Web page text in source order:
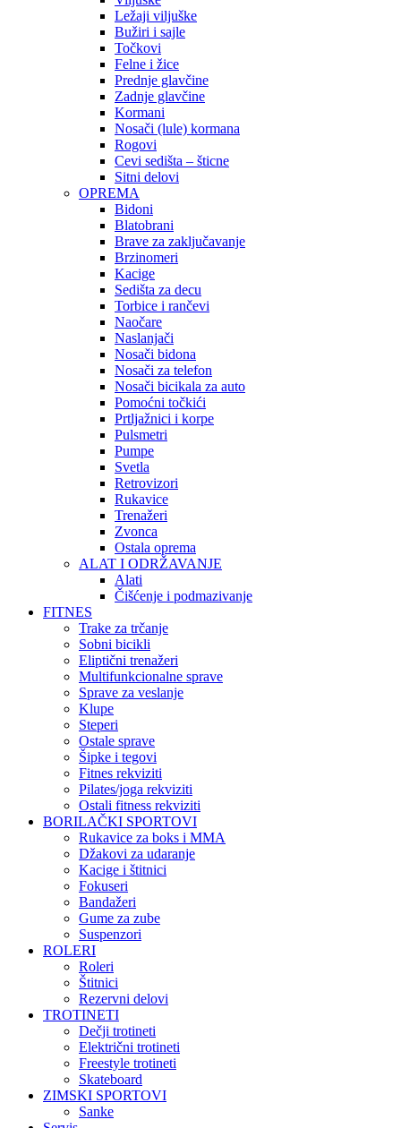
Ležaji viljuške
Bužiri i sajle
Točkovi
Felne i žice
Prednje glavčine
Zadnje glavčine
Kormani
Nosači (lule) kormana
Rogovi
Cevi sedišta – šticne
Sitni delovi
OPREMA
Bidoni
Blatobrani
Brave za zaključavanje
Brzinomeri
Kacige
Sedišta za decu
Torbice i rančevi
Naočare
Naslanjači
Nosači bidona
Nosači za telefon
Nosači bicikala za auto
Pomoćni točkići
Prtljažnici i korpe
Pulsmetri
Pumpe
Svetla
Retrovizori
Rukavice
Trenažeri
Zvonca
Ostala oprema
ALAT I ODRŽAVANJE
Alati
Čišćenje i podmazivanje
FITNES
Trake za trčanje
Sobni bicikli
Eliptični trenažeri
Multifunkcionalne sprave
Sprave za veslanje
Klupe
Steperi
Ostale sprave
Šipke i tegovi
Fitnes rekviziti
Pilates/joga rekviziti
Ostali fitness rekviziti
BORILAČKI SPORTOVI
Rukavice za boks i MMA
Džakovi za udaranje
Kacige i štitnici
Fokuseri
Bandažeri
Gume za zube
Suspenzori
ROLERI
Roleri
Štitnici
Rezervni delovi
TROTINETI
Dečji trotineti
Električni trotineti
Freestyle trotineti
Skateboard
ZIMSKI SPORTOVI
Sanke